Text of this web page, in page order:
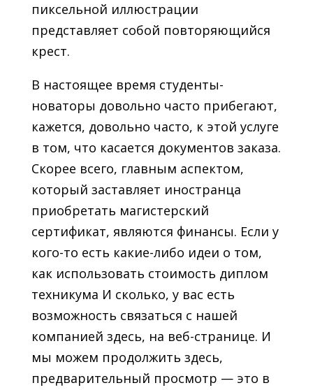
пиксельной иллюстрации
представляет собой повторяющийся
крест.
В настоящее время студенты-
новаторы довольно часто прибегают,
кажется, довольно часто, к этой услуге
в том, что касается документов заказа.
Скорее всего, главным аспектом,
который заставляет иностранца
приобретать магистерский
сертификат, являются финансы. Если у
кого-то есть какие-либо идеи о том,
как использовать стоимость диплом
техникума И сколько, у вас есть
возможность связаться с нашей
компанией здесь, на веб-странице. И
мы можем продолжить здесь,
предварительный просмотр — это в